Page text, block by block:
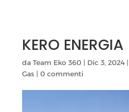
KERO ENERGIA
da Team Eko 360 | Dic 3, 2024|
Gas | 0 commenti